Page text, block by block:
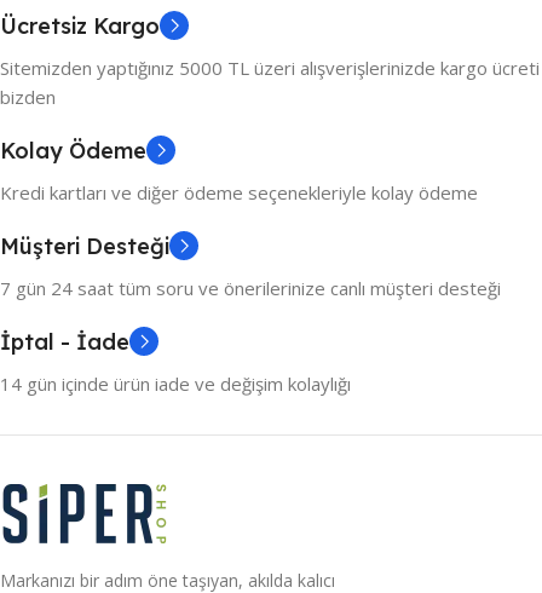
Ücretsiz Kargo
Sitemizden yaptığınız 5000 TL üzeri alışverişlerinizde kargo ücreti
bizden
Kolay Ödeme
Kredi kartları ve diğer ödeme seçenekleriyle kolay ödeme
Müşteri Desteği
7 gün 24 saat tüm soru ve önerilerinize canlı müşteri desteği
İptal - İade
14 gün içinde ürün iade ve değişim kolaylığı
Markanızı bir adım öne taşıyan, akılda kalıcı